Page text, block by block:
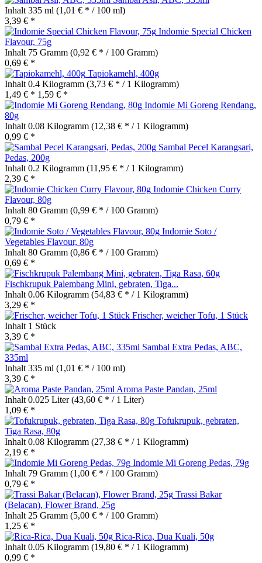
Inhalt 335 ml (1,01 € * / 100 ml)
3,39 € *
Indomie Special Chicken
Flavour, 75g
Inhalt 75 Gramm (0,92 € * / 100 Gramm)
0,69 € *
Tapiokamehl, 400g
Inhalt 0.4 Kilogramm (3,73 € * / 1 Kilogramm)
1,49 € * 1,59 € *
Indomie Mi Goreng Rendang,
80g
Inhalt 0.08 Kilogramm (12,38 € * / 1 Kilogramm)
0,99 € *
Sambal Pecel Karangsari,
Pedas, 200g
Inhalt 0.2 Kilogramm (11,95 € * / 1 Kilogramm)
2,39 € *
Indomie Chicken Curry
Flavour, 80g
Inhalt 80 Gramm (0,99 € * / 100 Gramm)
0,79 € *
Indomie Soto /
Vegetables Flavour, 80g
Inhalt 80 Gramm (0,86 € * / 100 Gramm)
0,69 € *
Fischkrupuk Palembang Mini, gebraten, Tiga...
Inhalt 0.06 Kilogramm (54,83 € * / 1 Kilogramm)
3,29 € *
Frischer, weicher Tofu, 1 Stück
Inhalt 1 Stück
3,39 € *
Sambal Extra Pedas, ABC,
335ml
Inhalt 335 ml (1,01 € * / 100 ml)
3,39 € *
Aroma Paste Pandan, 25ml
Inhalt 0.025 Liter(43,60 € * / 1 Liter)
1,09 € *
Tofukrupuk, gebraten,
Tiga Rasa, 80g
Inhalt 0.08 Kilogramm (27,38 € * / 1 Kilogramm)
2,19 € *
Indomie Mi Goreng Pedas, 79g
Inhalt 79 Gramm (1,00 € * / 100 Gramm)
0,79 € *
Trassi Bakar
(Belacan), Flower Brand, 25g
Inhalt 25 Gramm (5,00 € * / 100 Gramm)
1,25 € *
Rica-Rica, Dua Kuali, 50g
Inhalt 0.05 Kilogramm (19,80 € * / 1 Kilogramm)
0,99 € *